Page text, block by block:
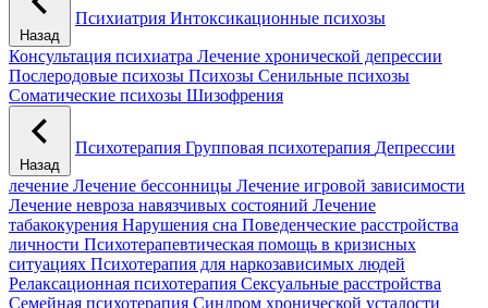
Назад
Психиатрия Интоксикационные психозы
Консультация психиатра Лечение хронической депрессии
Послеродовые психозы Психозы Сенильные психозы
Соматические психозы Шизофрения
Назад
Психотерапия Групповая психотерапия Депрессии
лечение Лечение бессонницы Лечение игровой зависимости
Лечение невроза навязчивых состояний Лечение
табакокурения Нарушения сна Поведенческие расстройства
личности Психотерапевтическая помощь в кризисных
ситуациях Психотерапия для наркозависимых людей
Релаксационная психотерапия Сексуальные расстройства
Семейная психотерапия Синдром хронической усталости